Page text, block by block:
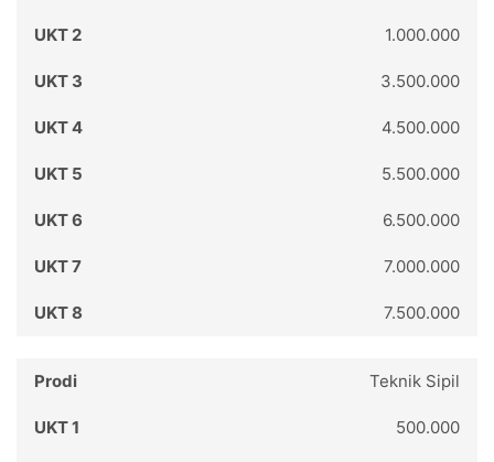
1.000.000
3.500.000
4.500.000
5.500.000
6.500.000
7.000.000
7.500.000
Teknik Sipil
500.000